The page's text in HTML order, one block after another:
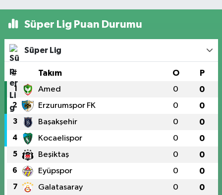
Süper Lig Puan Durumu
Süper Lig
# Takım O P
1 Amed 0 0
2 Erzurumspor FK 0 0
3 Başakşehir 0 0
4 Kocaelispor 0 0
5 Beşiktaş 0 0
6 Eyüpspor 0 0
7 Galatasaray 0 0